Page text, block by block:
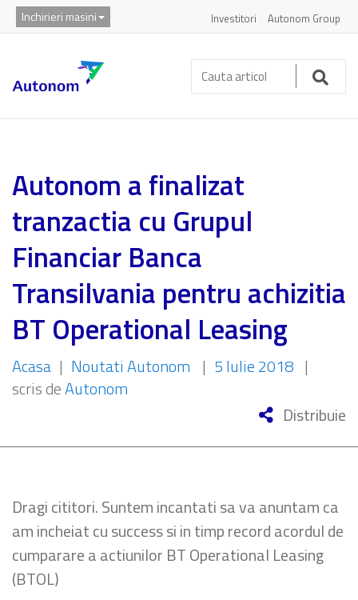
Inchirieri masini Investitori Autonom Group
Cauta
articol:
Autonom a finalizat
tranzactia cu Grupul
Financiar Banca
Transilvania pentru achizitia
BT Operational Leasing
Acasa | Noutati Autonom | 5 Iulie 2018 |
scris deAutonom
Distribuie
Dragi cititori. Suntem incantati sa va anuntam ca
am incheiat cu success si in timp record acordul de
cumparare a actiunilor BT Operational Leasing
(BTOL)